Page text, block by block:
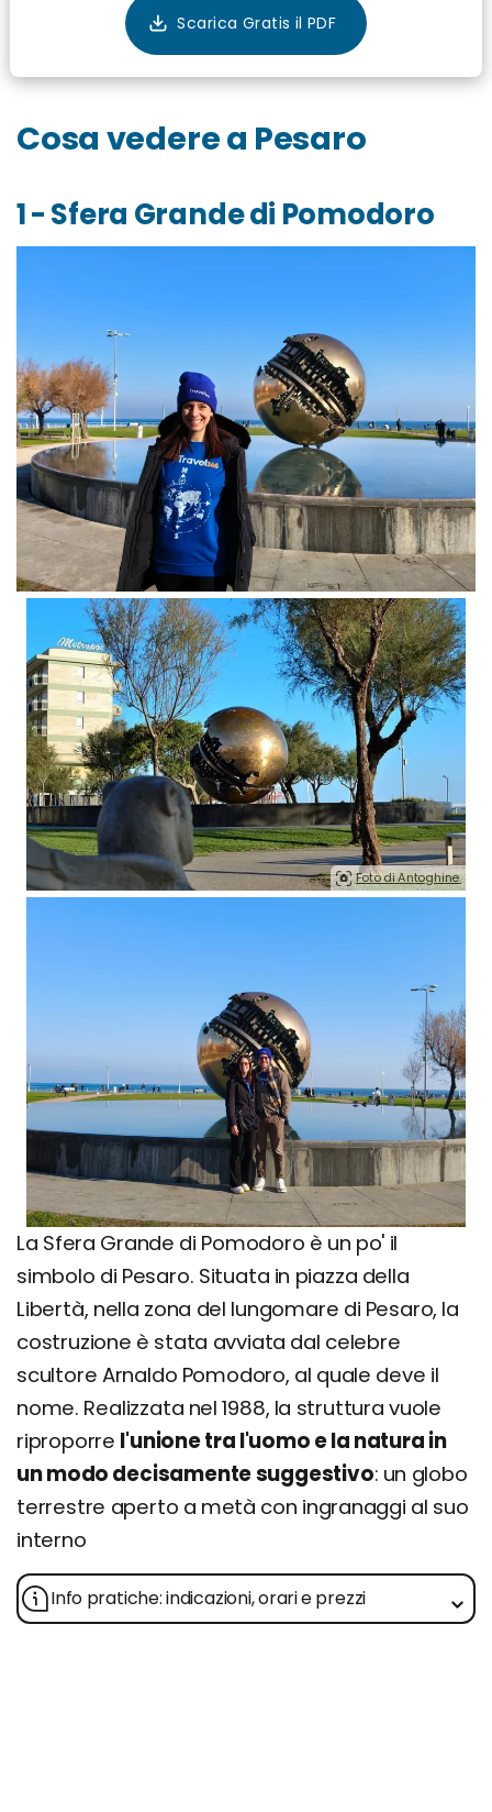
Cosa vedere a Pesaro
1 - Sfera Grande di Pomodoro
Foto di Antoghine.
La Sfera Grande di Pomodoro è un po' il
simbolo di Pesaro. Situata in piazza della
Libertà, nella zona del lungomare di Pesaro, la
costruzione è stata avviata dal celebre
scultore Arnaldo Pomodoro, al quale deve il
nome. Realizzata nel 1988, la struttura vuole
riproporre l'unione tra l'uomo e la natura in
un modo decisamente suggestivo: un globo
terrestre aperto a metà con ingranaggi al suo
interno
Info pratiche: indicazioni, orari e prezzi